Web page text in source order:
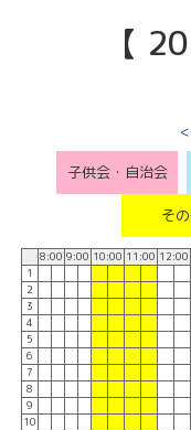
【
子供会・自治会
そ
8:00 9:00 10:00 11:00 12:00
1
2
3
4
5
6
7
8
9
10